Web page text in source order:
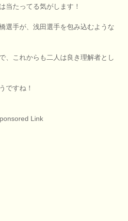
当たってる気がします！
選手が、浅田選手を包み込むような
、これからも二人は良き理解者とし
ですね！
Link